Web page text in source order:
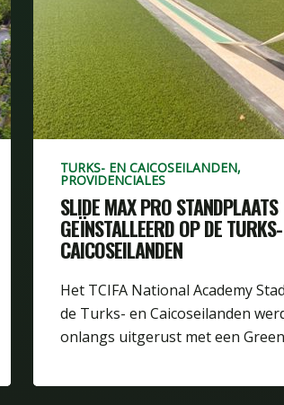
TURKS- EN CAICOSEILANDEN,
PROVIDENCIALES
SLIDE MAX PRO STANDPLAATS
GEÏNSTALLEERD OP DE
CAICOSEILANDEN
Het TCIFA National Academy
de Turks- en Caicoseilanden
onlangs uitgerust met een